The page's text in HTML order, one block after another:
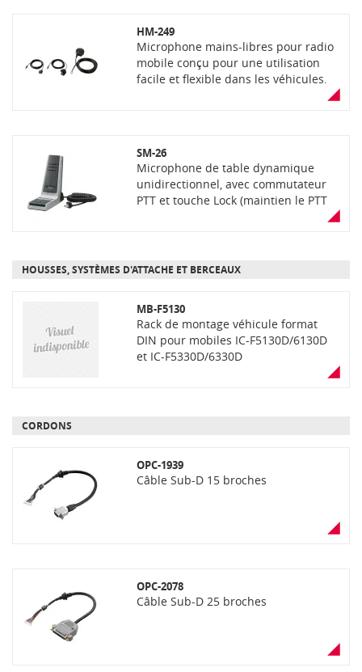
HM-249
Microphone mains-libres pour radio
mobile conçu pour une utilisation
facile et flexible dans les véhicules.
distant avec câble de connexion de
2,5m et un microphone avec câble de
connexion de 2,5m.
SM-26
Microphone de table dynamique
unidirectionnel, avec commutateur
PTT et touche Lock (maintien le PTT
HOUSSES, SYSTÈMES D'ATTACHE ET BERCEAUX
MB-F5130
Rack de montage véhicule format
DIN pour mobiles IC-F5130D/6130D
et IC-F5330D/6330D
CORDONS
OPC-1939
Câble Sub-D 15 broches
OPC-2078
Câble Sub-D 25 broches